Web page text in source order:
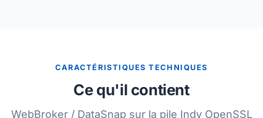
CARACTÉRISTIQUES TECHNIQUES
Ce qu'il contient
WebBroker / DataSnap sur la pile Indy OpenSSL